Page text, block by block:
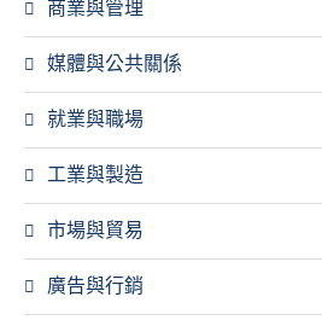
商業與管理
媒體與公共關係
就業與職場
工業與製造
市場與貿易
廣告與行銷